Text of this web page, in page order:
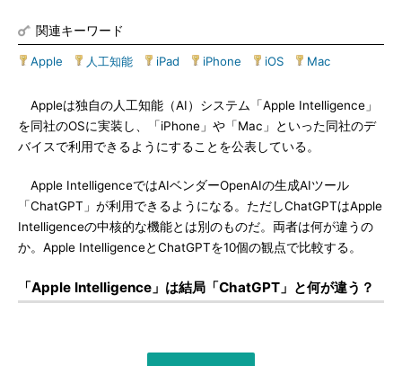
関連キーワード
Apple 人工知能 iPad iPhone iOS Mac
Appleは独自の人工知能（AI）システム「Apple Intelligence」
を同社のOSに実装し、「iPhone」や「Mac」といった同社のデ
バイスで利用できるようにすることを公表している。
Apple IntelligenceではAIベンダーOpenAIの生成AIツール
「ChatGPT」が利用できるようになる。ただしChatGPTはApple
Intelligenceの中核的な機能とは別のものだ。両者は何が違うの
か。Apple IntelligenceとChatGPTを10個の観点で比較する。
「Apple Intelligence」は結局「ChatGPT」と何が違う？